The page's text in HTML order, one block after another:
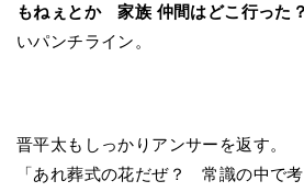
もねぇとか 家族 仲間はどこ行った？
いパンチライン。
晋平太もしっかりアンサーを返す。
「あれ葬式の花だぜ？ 常識の中で